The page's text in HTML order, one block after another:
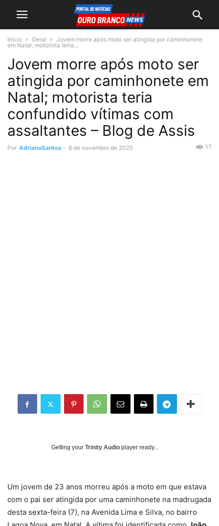
Início Geral
Jovem morre após moto ser atingida por caminhonete
em Natal; motorista teria...
Jovem morre após moto ser
atingida por caminhonete em
Natal; motorista teria
confundido vítimas com
assaltantes – Blog de Assis
Por AdrianoSantos - 8 de novembro de 2025 17
Getting your Trinity Audio player ready...
Um jovem de 23 anos morreu após a moto em que estava
com o pai ser atingida por uma caminhonete na madrugada
desta sexta-feira (7), na Avenida Lima e Silva, no bairro